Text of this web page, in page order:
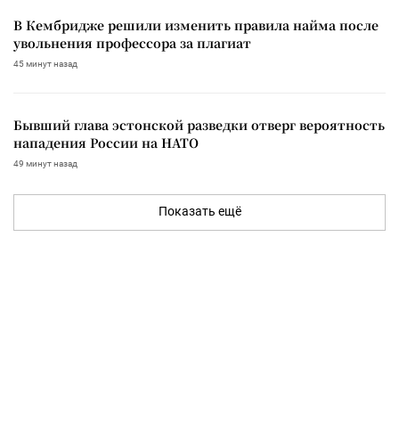
В Кембридже решили изменить правила найма после
увольнения профессора за плагиат
45 минут назад
Бывший глава эстонской разведки отверг вероятность
нападения России на НАТО
49 минут назад
Показать ещё